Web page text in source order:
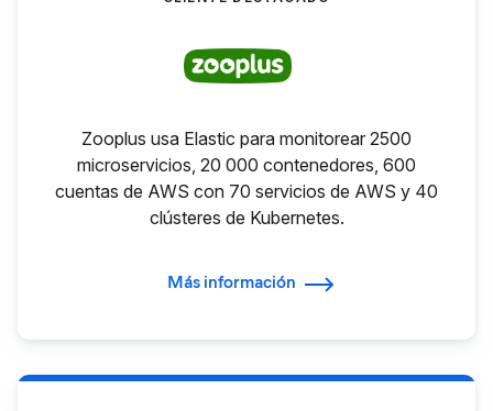
Zooplus usa Elastic para monitorear 2500
microservicios, 20 000 contenedores, 600
cuentas de AWS con 70 servicios de AWS y 40
clústeres de Kubernetes.
Más información